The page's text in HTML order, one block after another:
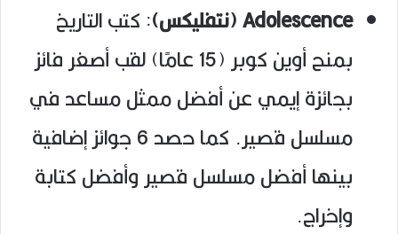
Adolescence (نتفليكس)
: كتب التاريخ
بمنح أوين كوبر (15 عامًا) لقب أصغر فائز
بجائزة إيمي عن أفضل ممثل مساعد في
مسلسل قصير. كما حصد 6 جوائز إضافية
بينها أفضل مسلسل قصير وأفضل كتابة
وإخراج.